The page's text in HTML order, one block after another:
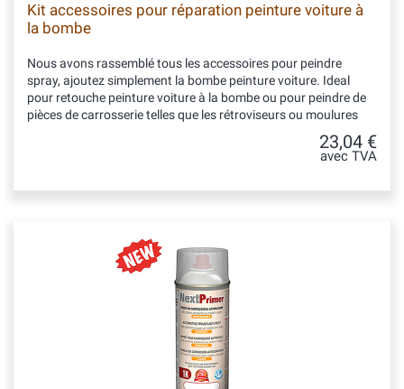
Kit accessoires pour réparation peinture voiture à
la bombe
Nous avons rassemblé tous les accessoires pour peindre
spray, ajoutez simplement la bombe peinture voiture. Ideal
pour retouche peinture voiture à la bombe ou pour peindre de
pièces de carrosserie telles que les rétroviseurs ou moulures
23,04 €
avec TVA